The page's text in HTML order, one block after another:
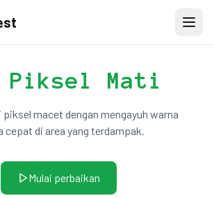
Piksel Mati
piksel macet dengan mengayuh warna
cepat di area yang terdampak.
Mulai perbaikan